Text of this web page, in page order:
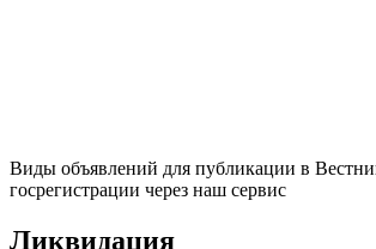
Виды объявлений для публикации в
госрегистрации через наш сервис
Ликвидация